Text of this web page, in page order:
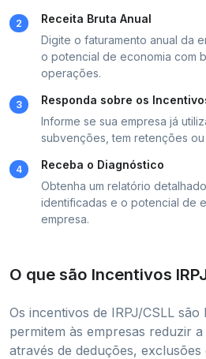
2
Receita Bruta Anual
Digite o faturamento anual da
o potencial de economia com
operações.
3
Responda sobre os
Informe se sua empresa já
subvenções, tem retenções
4
Receba o Diagnóstico
Obtenha um relatório
identificadas e o potencial de
empresa.
O que são Incentivos
Os incentivos de IRPJ/CSLL
permitem às empresas reduzir
através de deduções,